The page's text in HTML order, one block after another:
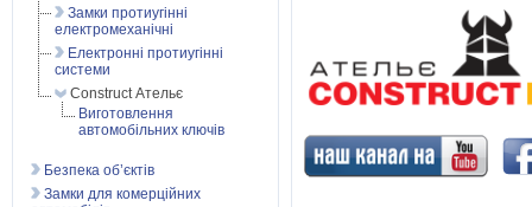
Замки протиугінні
електромеханічні
Електронні протиугінні
системи
Construct Ательє
Виготовлення
автомобільних ключів
Безпека об’єктів
Замки для комерційних